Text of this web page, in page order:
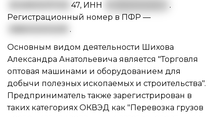
47, ИНН
.
Регистрационный номер в ПФР —
.
Основным видом деятельности Шихова
Александра Анатольевича является "Торговля
оптовая машинами и оборудованием для
добычи полезных ископаемых и строительства".
Предприниматель также зарегистрирован в
таких категориях ОКВЭД как "Перевозка грузов